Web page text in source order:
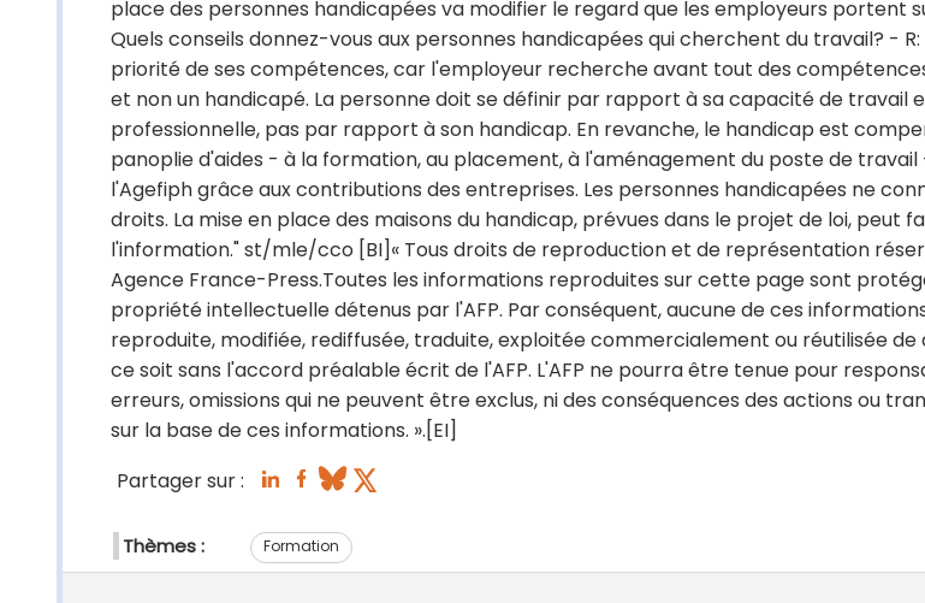
place des personnes handicapées va modifier le regard que les employeurs portent
Quels conseils donnez-vous aux personnes handicapées qui cherchent du travail? -
priorité de ses compétences, car l'employeur recherche avant tout des
et non un handicapé. La personne doit se définir par rapport à sa capacité de travail
professionnelle, pas par rapport à son handicap. En revanche, le handicap est
panoplie d'aides - à la formation, au placement, à l'aménagement du poste de
l'Agefiph grâce aux contributions des entreprises. Les personnes handicapées ne
droits. La mise en place des maisons du handicap, prévues dans le projet de loi, peut
l'information." st/mle/cco [BI]« Tous droits de reproduction et de représentation
Agence France-Press.Toutes les informations reproduites sur cette page sont
propriété intellectuelle détenus par l'AFP. Par conséquent, aucune de ces
reproduite, modifiée, rediffusée, traduite, exploitée commercialement ou réutilisée de
ce soit sans l'accord préalable écrit de l'AFP. L'AFP ne pourra être tenue pour
erreurs, omissions qui ne peuvent être exclus, ni des conséquences des actions ou
sur la base de ces informations. ».[EI]
Partager sur :
Thèmes : Formation